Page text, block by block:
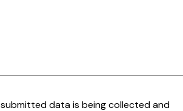
data is being collected and